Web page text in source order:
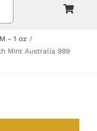
- 1 oz
Mint Australia 999